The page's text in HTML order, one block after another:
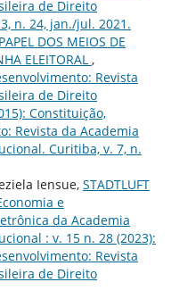
de Direito
n. 24, jan./jul. 2021.
DOS MEIOS DE
ELEITORAL ,
Revista
de Direito
Constituição,
Revista da Academia
Curitiba, v. 7, n.
Iensue, STADTLUFT
e
da Academia
: v. 15 n. 28 (2023):
Revista
de Direito